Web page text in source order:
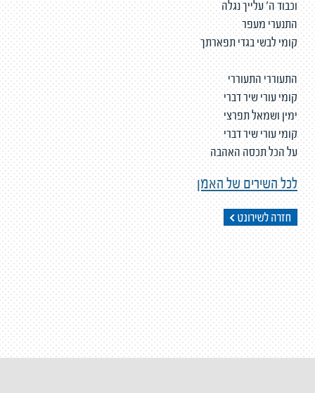
וכבוד ה' עלייך נגלה
התנערי מעפר
קומי לבשי בגדי תפארתך
התעוררי התעוררי
קומי עורי שיר דברי
ימין ושמאל תפרצי
קומי עורי שיר דברי
על הכל תכסה האהבה
לכל השירים של האמן